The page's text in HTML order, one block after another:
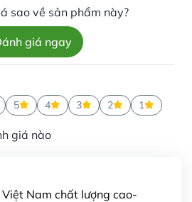
sao về sản phẩm này?
giá ngay
5 4 3 2 1
giá nào
Việt Nam chất lượng cao-